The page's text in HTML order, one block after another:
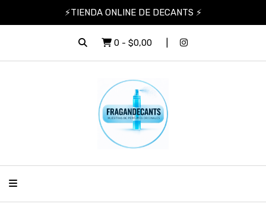
⚡TIENDA ONLINE DE DECANTS ⚡
0 - $0,00